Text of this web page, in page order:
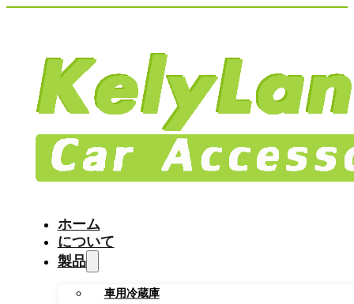
ホーム
について
製品
車用冷蔵庫